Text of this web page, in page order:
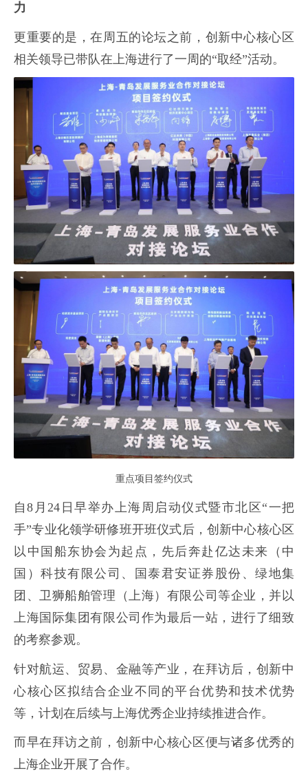
力
更重要的是，在周五的论坛之前，创新中心核心区
相关领导已带队在上海进行了一周的“取经”活动。
重点项目签约仪式
自8月24日早举办上海周启动仪式暨市北区“一把
手”专业化领学研修班开班仪式后，创新中心核心区
以中国船东协会为起点，先后奔赴亿达未来（中
国）科技有限公司、国泰君安证券股份、绿地集
团、卫狮船舶管理（上海）有限公司等企业，并以
上海国际集团有限公司作为最后一站，进行了细致
的考察参观。
针对航运、贸易、金融等产业，在拜访后，创新中
心核心区拟结合企业不同的平台优势和技术优势
等，计划在后续与上海优秀企业持续推进合作。
而早在拜访之前，创新中心核心区便与诸多优秀的
上海企业开展了合作。